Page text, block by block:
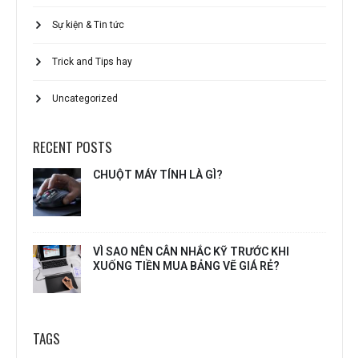
Sự kiện & Tin tức
Trick and Tips hay
Uncategorized
RECENT POSTS
CHUỘT MÁY TÍNH LÀ GÌ?
VÌ SAO NÊN CÂN NHẮC KỸ TRƯỚC KHI
XUỐNG TIỀN MUA BẢNG VẼ GIÁ RẺ?
TAGS